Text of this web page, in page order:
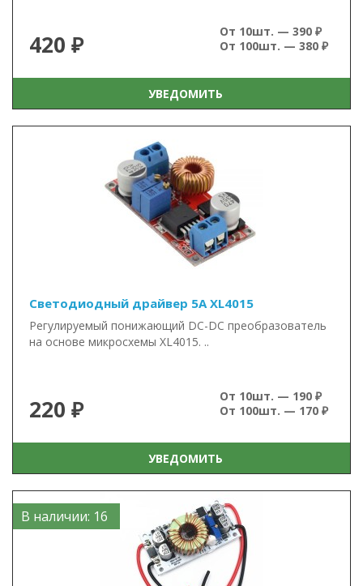
420 ₽
От 10шт. — 390 ₽
От 100шт. — 380 ₽
УВЕДОМИТЬ
Светодиодный драйвер 5А XL4015
Регулируемый понижающий DC-DC преобразователь
на основе микросхемы XL4015. ..
220 ₽
От 10шт. — 190 ₽
От 100шт. — 170 ₽
УВЕДОМИТЬ
В наличии: 16